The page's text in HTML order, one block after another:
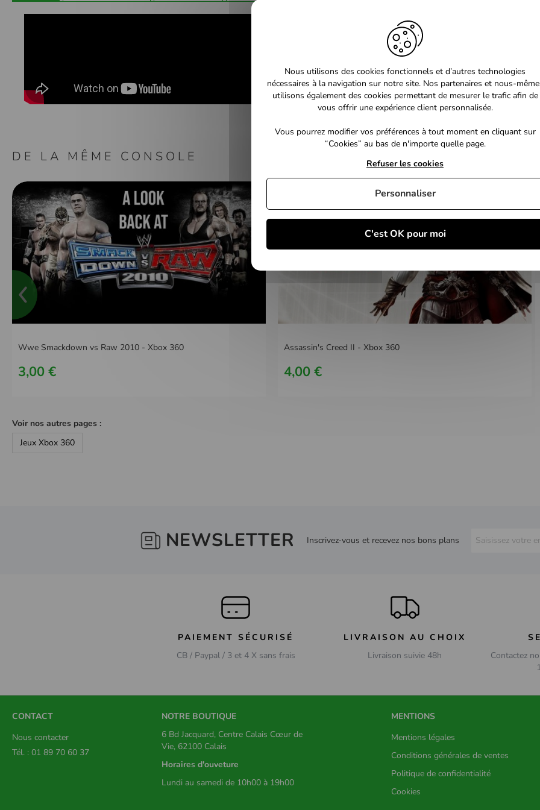
Galerie
DE LA MÊME CONSOLE
Wwe Smackdown vs Raw 2010 - Xbox 360
3,00 €
Assassin's Creed II - Xbox 360
4,00 €
Voir nos autres pages :
Jeux Xbox 360
NEWSLETTER Inscrivez-vous et recevez nos bons plans
PAIEMENT SÉCURISÉ
CB / Paypal / 3 et 4 X sans frais
LIVRAISON AU CHOIX
Livraison suivie 48h
Contactez
CONTACT
Nous contacter
Tél. : 01 89 70 60 37
NOTRE BOUTIQUE
6 Bd Jacquard, Centre Calais Cœur de
Vie, 62100 Calais
Horaires d'ouveture
Lundi au samedi de 10h00 à 19h00
MENTIONS
Mentions légales
Conditions générales de ventes
Politique de confidentialité
Cookies
Nous utilisons des cookies fonctionnels et d’autres technologies
nécessaires à la navigation sur notre site. Nos partenaires et nous-
utilisons également des cookies permettant de mesurer le trafic afin de
vous offrir une expérience client personnalisée.
Vous pourrez modifier vos préférences à tout moment en cliquant sur
“Cookies” au bas de n'importe quelle page.
C'est OK pour moi
Refuser les cookies
Personnaliser